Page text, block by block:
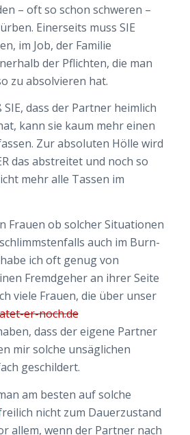
– oft so schon schweren –
Einerseits muss SIE
im Job, der Familie
der Pflichten, die man
zu absolvieren hat.
dass der Partner heimlich
kann sie kaum mehr einen
Zur absoluten Hölle wird
das abstreitet und noch so
mehr alle Tassen im
Frauen ob solcher Situationen
auch im Burn-
ich oft genug von
Fremdgeher an ihrer Seite
viele Frauen, die über unser
er-noch.de
dass der eigene Partner
mir solche unsäglichen
geschildert.
am besten auf solche
nicht zum Dauerzustand
allem, wenn der Partner nach